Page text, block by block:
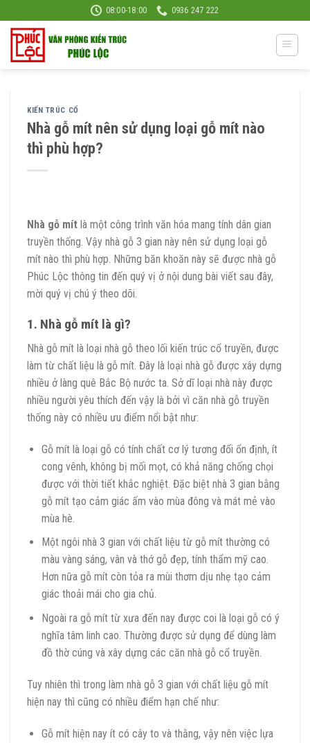
to
content
08:00-18:00 0936 247 222
KIẾN TRÚC CỔ
Nhà gỗ mít nên sử dụng loại gỗ mít nào
thì phù hợp?
Nhà gỗ mít là một công trình văn hóa mang tính dân gian
truyền thống. Vậy nhà gỗ 3 gian này nên sử dụng loại gỗ
mít nào thì phù hợp. Những băn khoăn này sẽ được nhà gỗ
Phúc Lộc thông tin đến quý vị ở nội dung bài viết sau đây,
mời quý vị chú ý theo dõi.
1. Nhà gỗ mít là gì?
Nhà gỗ mít là loại nhà gỗ theo lối kiến trúc cổ truyền, được
làm từ chất liệu là gỗ mít. Đây là loại nhà gỗ được xây dựng
nhiều ở làng quê Bắc Bộ nước ta. Sở dĩ loại nhà này được
nhiều người yêu thích đến vậy là bởi vì căn nhà gỗ truyền
thống này có nhiều ưu điểm nổi bật như:
Gỗ mít là loại gỗ có tính chất cơ lý tương đối ổn định, ít
cong vênh, không bị mối mọt, có khả năng chống chọi
được với thời tiết khắc nghiệt. Đặc biệt nhà 3 gian bằng
gỗ mít tạo cảm giác ấm vào mùa đông và mát mẻ vào
mùa hè.
Một ngôi nhà 3 gian với chất liệu từ gỗ mít thường có
màu vàng sáng, vân và thớ gỗ đẹp, tính thẩm mỹ cao.
Hơn nữa gỗ mít còn tỏa ra mùi thơm dịu nhẹ tạo cảm
giác thoải mái cho gia chủ.
Ngoài ra gỗ mít từ xưa đến nay được coi là loại gỗ có ý
nghĩa tâm linh cao. Thường được sử dụng để dùng làm
đồ thờ cúng và xây dựng các căn nhà gỗ cổ truyền.
Tuy nhiên thì trong làm nhà gỗ 3 gian với chất liệu gỗ mít
hiện nay thì cũng có nhiều điểm hạn chế như:
Gỗ mít hiện nay ít có cây to và thằng, vậy nên việc lựa